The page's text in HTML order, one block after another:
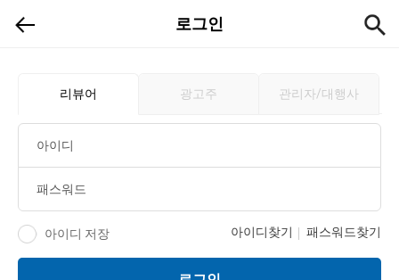
로그인
리뷰어 광고주 관리자/대행사
아이디 저장 아이디찾기 패스워드찾기